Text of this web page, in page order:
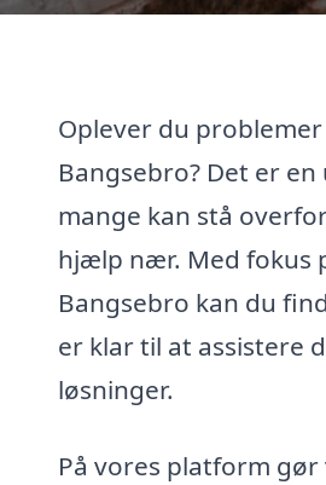
Oplever du
Bangsebro? Det er
mange kan stå
hjælp nær. Med fokus
Bangsebro kan du
er klar til at assistere
løsninger.
På vores platform